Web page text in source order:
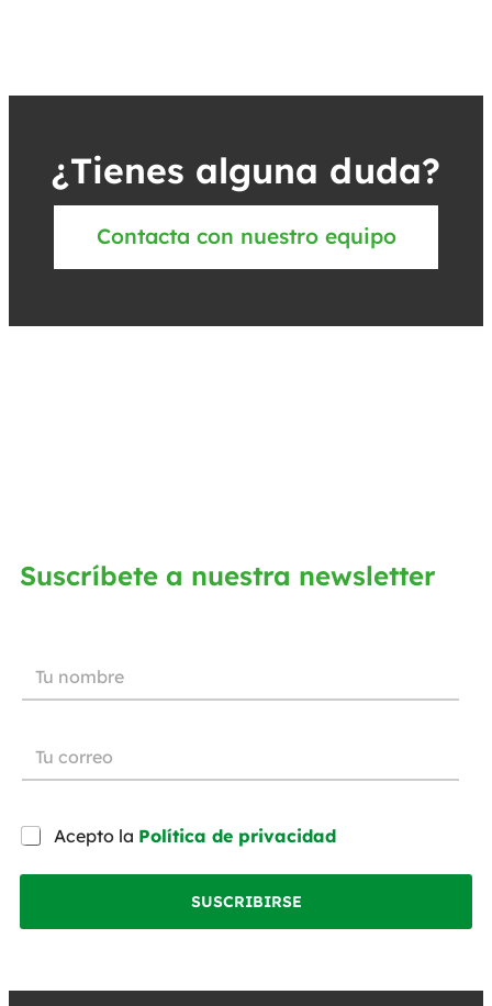
¿Tienes alguna duda?
Contacta con nuestro equipo
Suscríbete a nuestra newsletter
Acepto la Política de privacidad
SUSCRIBIRSE